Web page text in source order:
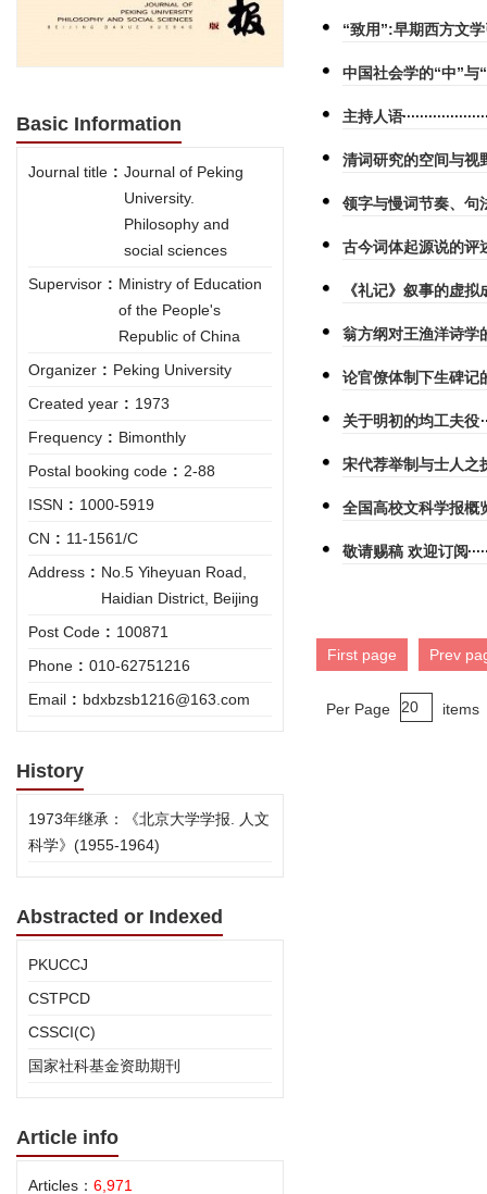
Basic Information
Journal title : Journal of Peking
University.
Philosophy and
social sciences
Supervisor : Ministry of Education
of the People's
Republic of China
Organizer : Peking University
Created year : 1973
Frequency : Bimonthly
Postal booking code : 2-88
ISSN : 1000-5919
CN : 11-1561/C
Address : No.5 Yiheyuan Road,
Haidian District, Beijing
Post Code : 100871
Phone : 010-62751216
Email : bdxbzsb1216@163.com
History
1973年继承：《北京大学学报. 人文
科学》(1955-1964)
Abstracted or Indexed
PKUCCJ
CSTPCD
CSSCI(C)
国家社科基金资助期刊
Article info
Articles： 6,971
“致用”:早期西方文
中国社会学的“中”与
主持人语
清词研究的空间与视
领字与慢词节奏、句
古今词体起源说的评
《礼记》叙事的虚
翁方纲对王渔洋诗学
论官僚体制下生碑记
关于明初的均工夫役
宋代荐举制与士人之
全国高校文科学报概
敬请赐稿 欢迎订阅
First page Prev
Per Page items